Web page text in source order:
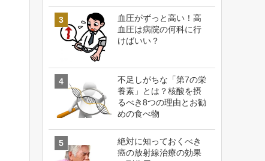
血圧がずっと高い！高
血圧は病院の何科に行
けばいい？
不足しがちな「第7の栄
養素」とは？核酸を摂
るべき8つの理由とお勧
めの食べ物
絶対に知っておくべき
癌の放射線治療の効果